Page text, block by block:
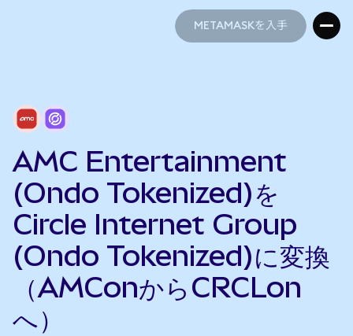
METAMASKを入手
AMC Entertainment
(Ondo Tokenized)を
Circle Internet Group
(Ondo Tokenized)に変換
（AMConからCRCLon
へ）